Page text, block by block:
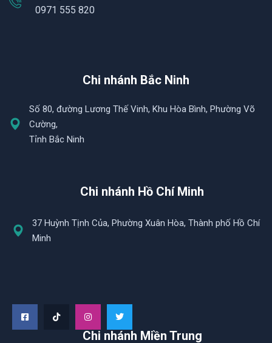
0971 555 820
Chi nhánh Bắc Ninh
Số 80, đường Lương Thế Vinh, Khu Hòa Bình, Phường Võ
Cường,
Tỉnh Bắc Ninh
Chi nhánh Hồ Chí Minh
37 Huỳnh Tịnh Của, Phường Xuân Hòa, Thành phố Hồ Chí
Minh
Chi nhánh Miền Trung